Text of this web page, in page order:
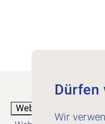
Webinare
Dürfen
Wir